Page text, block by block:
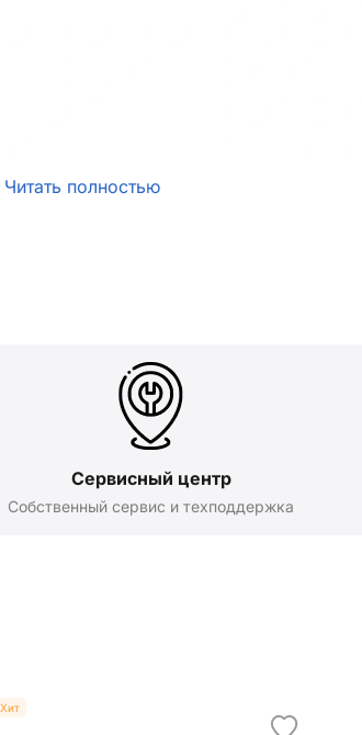
Читать полностью
Сервисный центр
Собственный сервис и техподдержка
Хит